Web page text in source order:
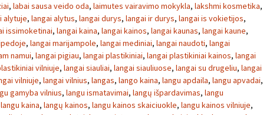
, labai sausa veido oda, laimutes vairavimo mokykla, lakshmi kosmetika,
alytuje, langai alytus, langai durys, langai ir durys, langai is vokietijos,
issimoketinai, langai kaina, langai kainos, langai kaunas, langai kaune,
, langai marijampole, langai mediniai, langai naudoti, langai
namui, langai pigiau, langai plastikiniai, langai plastikiniai kainos, langai
vilniuje, langai siauliai, langai siauliuose, langai su drugeliu, langai
vilniuje, langai vilnius, langas, lango kaina, langu apdaila, langu apvadai,
gamyba vilnius, langu ismatavimai, langų išpardavimas, langu
langu kaina, langų kainos, langu kainos skaiciuokle, langu kainos vilniuje,